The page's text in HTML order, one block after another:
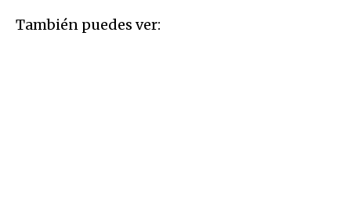
También puedes ver: